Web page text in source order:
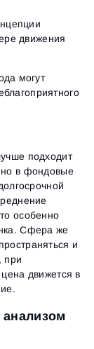
движения
могут
подходит
в фондовые
особенно
Сфера же
и
при
движется в